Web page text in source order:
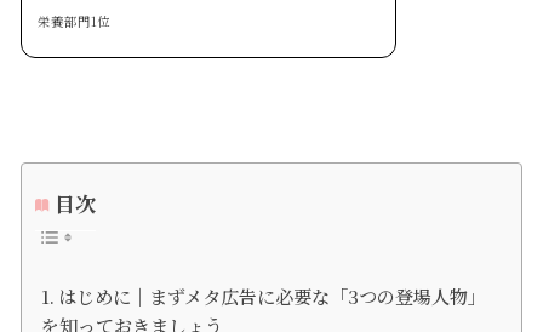
栄養部門1位
目次
はじめに｜まずメタ広告に必要な「3つの登場人物」
を知っておきましょう